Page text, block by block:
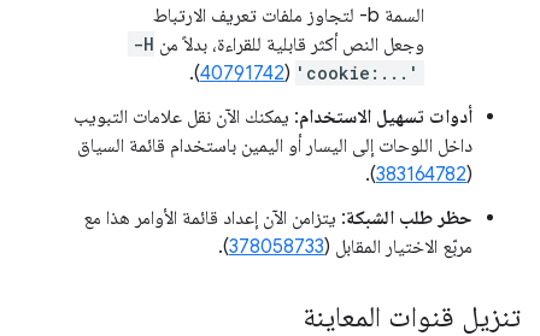
السمة ‎-b لتجاوز ملفات تعريف الارتباط
وجعل النص أكثر قابلية للقراءة، بدلاً من -H
'cookie:...'
(
40791742
).
أدوات تسهيل الاستخدام: يمكنك الآن نقل علامات التبويب
داخل اللوحات إلى اليسار أو اليمين باستخدام قائمة السياق
(
383164782
).
حظر طلب الشبكة: يتزامن الآن إعداد قائمة الأوامر هذا مع
مربّع الاختيار المقابل (378058733
).
تنزيل قنوات المعاينة